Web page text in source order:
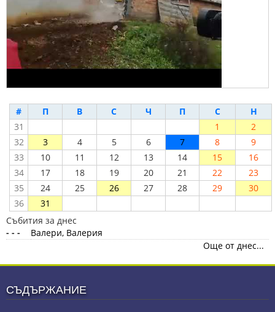
# П В С Ч П С
Н
31
1
2
32
3 4 5 6 7 8
9
33
10 11 12 13 14 15
16
34
17 18 19 20 21 22
23
35
24 25 26 27 28 29
30
36
31
Събития за днес
- - -
Валери, Валерия
Още от днес...
СЪДЪРЖАНИЕ